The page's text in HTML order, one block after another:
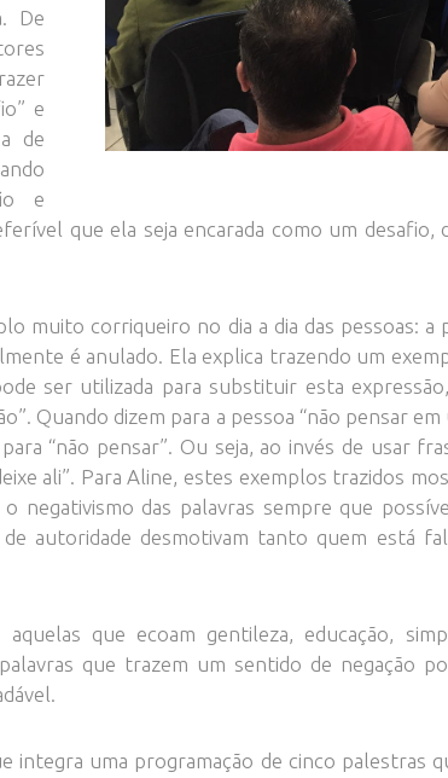
De
e
de
e
que ela seja encarada como um desafio,
corriqueiro no dia a dia das pessoas: a
é anulado. Ela explica trazendo um
ser utilizada para substituir esta
Quando dizem para a pessoa “não pensar
“não pensar”. Ou seja, ao invés de usar
ali”. Para Aline, estes exemplos trazidos
negativismo das palavras sempre que
autoridade desmotivam tanto quem está
que ecoam gentileza, educação,
que trazem um sentido de negação
uma programação de cinco palestras